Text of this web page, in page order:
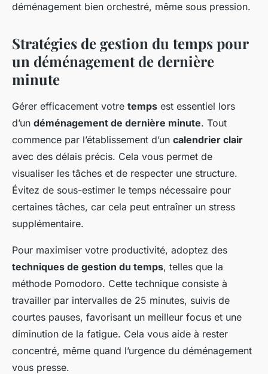
déménagement bien orchestré, même sous pression.
Stratégies de gestion du temps pour
un déménagement de dernière
minute
Gérer efficacement votre temps est essentiel lors
d’un déménagement de dernière minute. Tout
commence par l’établissement d’un calendrier clair
avec des délais précis. Cela vous permet de
visualiser les tâches et de respecter une structure.
Évitez de sous-estimer le temps nécessaire pour
certaines tâches, car cela peut entraîner un stress
supplémentaire.
Pour maximiser votre productivité, adoptez des
techniques de gestion du temps, telles que la
méthode Pomodoro. Cette technique consiste à
travailler par intervalles de 25 minutes, suivis de
courtes pauses, favorisant un meilleur focus et une
diminution de la fatigue. Cela vous aide à rester
concentré, même quand l’urgence du déménagement
vous presse.